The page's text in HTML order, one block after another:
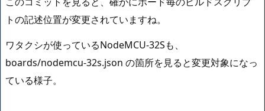
トの記述位置が変更されていますね。
ワタクシが使っているNodeMCU-32Sも、
boards/nodemcu-32s.json の箇所を見ると変更対象になっ
ている様子。